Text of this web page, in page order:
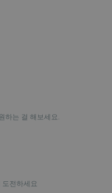
하는 걸 해보세요.
전하세요